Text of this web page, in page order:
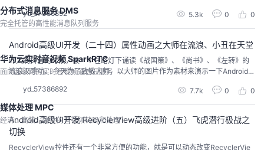
分布式消息服务 DMS
完全托管的高性能消息队列服务
华为云实时音视频 SparkRTC
面向互联网的实时音视频通信云服务
媒体处理 MPC
经济、高效、弹性的音视频转码和处理
WGROUP,然后这个VIEWGROUP来识别自定义属性并执行动画。今天我们讲第
二种方法，与第一种方法有点雷同，就是在解析XML中的系统控件时，解析出
属性及属性值，把这个控件如Imageview上的自定义属性解...
yd_57386892 5.3k 0 0
Android高级UI开发（二十四）属性动画之大师在流浪、小丑在天堂
昨天刷抖音的时候，被一个在路灯下诵读《战国策》、《尚书》、《左转》的
流浪汉感动。 今天为了致敬大师，以大师的图片作为素材来演示一下Android中
例工程下载地址：https://download.csdn.net/download/gaoxiaoweiandy/11
033672) 补间动画...
yd_57386892 7.7k 0 0
Android高级UI开发 RecyclerView高级进阶（五）飞虎潜行极战之
切换
RecyclerView控件还有一个非常方便的功能，就是可以动态改变RecyclerVie